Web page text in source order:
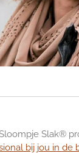
Slak®
bij jou in de